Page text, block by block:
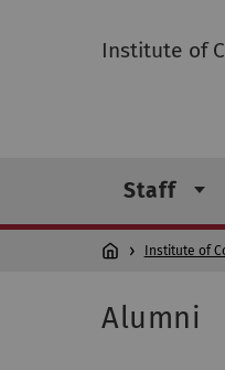
Institute of
Staff
Institute of
Alumni